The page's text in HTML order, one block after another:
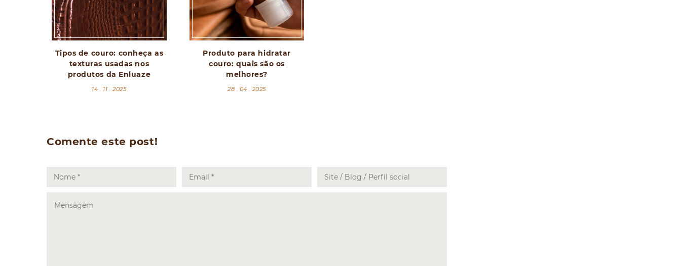
Tipos de couro: conheça as
texturas usadas nos
produtos da Enluaze
14 . 11 . 2025
Produto para hidratar
couro: quais são os
melhores?
28 . 04 . 2025
Comente este post!